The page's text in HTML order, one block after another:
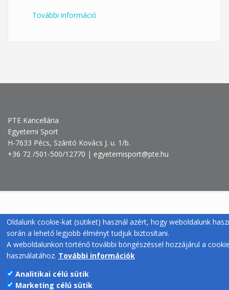
További információ
PTE Kancellária
Egyetemi Sport
H-7633 Pécs, Szántó Kovács J. u. 1/b.
+36 72 /501-500/12770 | egyetemisport@pte.hu
Oldalunk cookie-kat (sütiket) használ azért, hogy weboldalunk
során a lehető legjobb élményt tudjuk biztosítani.
A weboldalunkon történő további böngészéssel hozzájárul a
használatához. További információk
Analitikai célú sütik
Marketing célú sütik